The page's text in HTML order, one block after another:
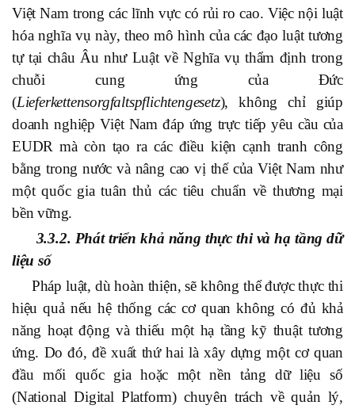
Việt Nam trong các lĩnh vực có rủi ro cao. Việc nội luật
hóa nghĩa vụ này, theo mô hình của các đạo luật tương
tự tại châu Âu như Luật về Nghĩa vụ thẩm định trong
chuỗi cung ứng của Đức
(Lieferkettensorgfaltspflichtengesetz), không chỉ giúp
doanh nghiệp Việt Nam đáp ứng trực tiếp yêu cầu của
EUDR mà còn tạo ra các điều kiện cạnh tranh công
bằng trong nước và nâng cao vị thế của Việt Nam như
một quốc gia tuân thủ các tiêu chuẩn về thương mại
bền vững.
3.3.2. Phát triển khả năng thực thi và hạ tầng dữ
liệu số
Pháp luật, dù hoàn thiện, sẽ không thể được thực thi
hiệu quả nếu hệ thống các cơ quan không có đủ khả
năng hoạt động và thiếu một hạ tầng kỹ thuật tương
ứng. Do đó, đề xuất thứ hai là xây dựng một cơ quan
đầu mối quốc gia hoặc một nền tảng dữ liệu số
(National Digital Platform) chuyên trách về quản lý,